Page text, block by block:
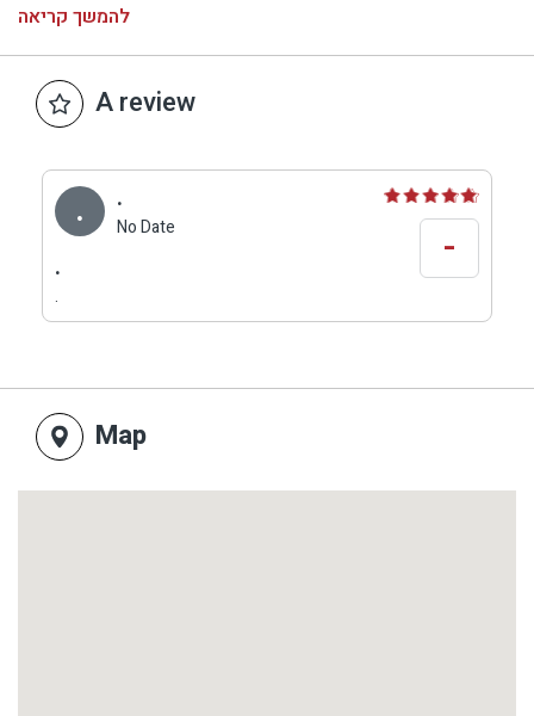
להמשך קריאה
A review
. .
No Date
.
.
-
Map